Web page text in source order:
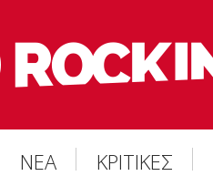
ΝΕΑ ΚΡΙΤΙΚΕΣ